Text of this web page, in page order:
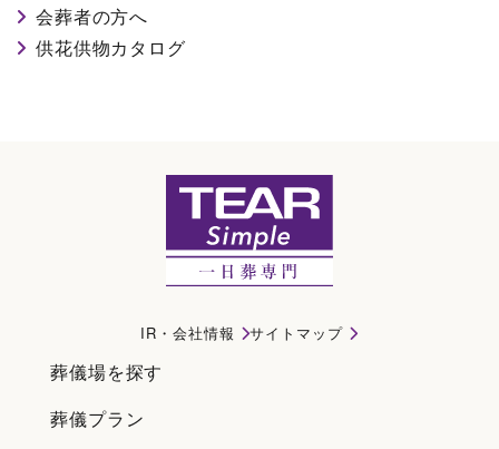
会葬者の方へ
供花供物カタログ
IR・会社情報 サイトマップ
葬儀場を探す
葬儀プラン